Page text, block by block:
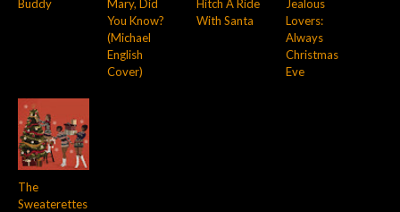
Buddy
Mary, Did
You Know?
(Michael
English
Cover)
Hitch A Ride
With Santa
Jealous
Lovers:
Always
Christmas
Eve
The
Sweaterettes